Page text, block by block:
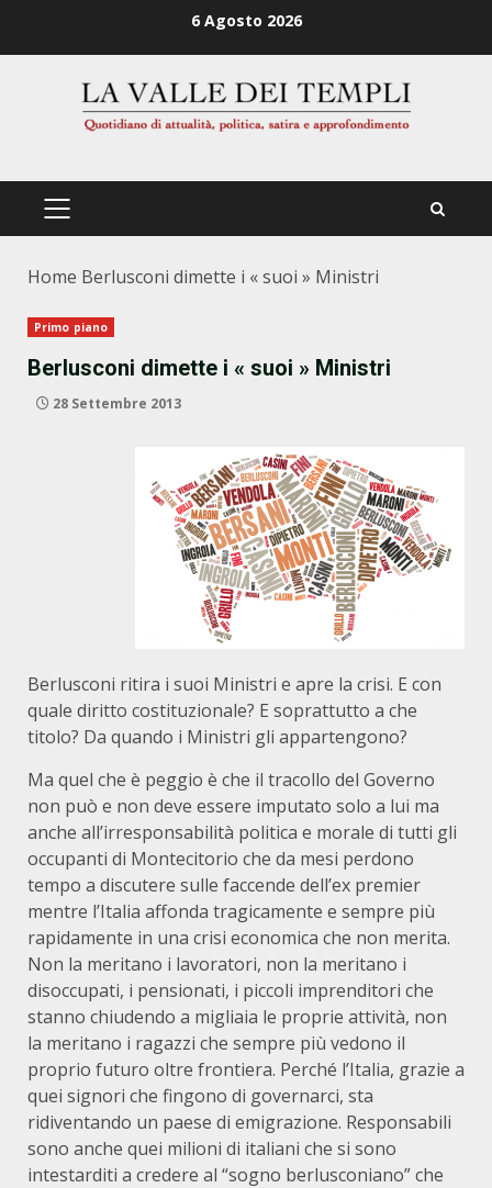
6 Agosto 2026
PRIMÄRES
Home Berlusconi dimette i « suoi » Ministri
Primo piano
Berlusconi dimette i « suoi » Ministri
28 Settembre 2013
Berlusconi ritira i suoi Ministri e apre la crisi. E con
quale diritto costituzionale? E soprattutto a che
titolo? Da quando i Ministri gli appartengono?
Ma quel che è peggio è che il tracollo del Governo
non può e non deve essere imputato solo a lui ma
anche all’irresponsabilità politica e morale di tutti gli
occupanti di Montecitorio che da mesi perdono
tempo a discutere sulle faccende dell’ex premier
mentre l’Italia affonda tragicamente e sempre più
rapidamente in una crisi economica che non merita.
Non la meritano i lavoratori, non la meritano i
disoccupati, i pensionati, i piccoli imprenditori che
stanno chiudendo a migliaia le proprie attività, non
la meritano i ragazzi che sempre più vedono il
proprio futuro oltre frontiera. Perché l’Italia, grazie a
quei signori che fingono di governarci, sta
ridiventando un paese di emigrazione. Responsabili
sono anche quei milioni di italiani che si sono
intestarditi a credere al “sogno berlusconiano” che